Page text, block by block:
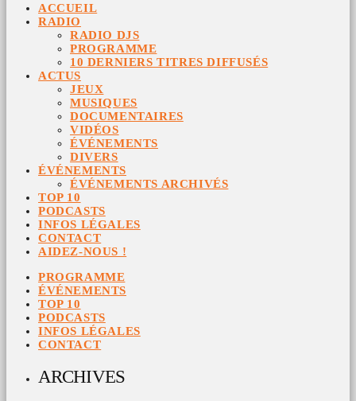
ACCUEIL
RADIO
RADIO DJS
PROGRAMME
10 DERNIERS TITRES DIFFUSÉS
ACTUS
JEUX
MUSIQUES
DOCUMENTAIRES
VIDÉOS
ÉVÉNEMENTS
DIVERS
ÉVÉNEMENTS
ÉVÉNEMENTS ARCHIVÉS
TOP 10
PODCASTS
INFOS LÉGALES
CONTACT
AIDEZ-NOUS !
PROGRAMME
ÉVÉNEMENTS
TOP 10
PODCASTS
INFOS LÉGALES
CONTACT
ARCHIVES